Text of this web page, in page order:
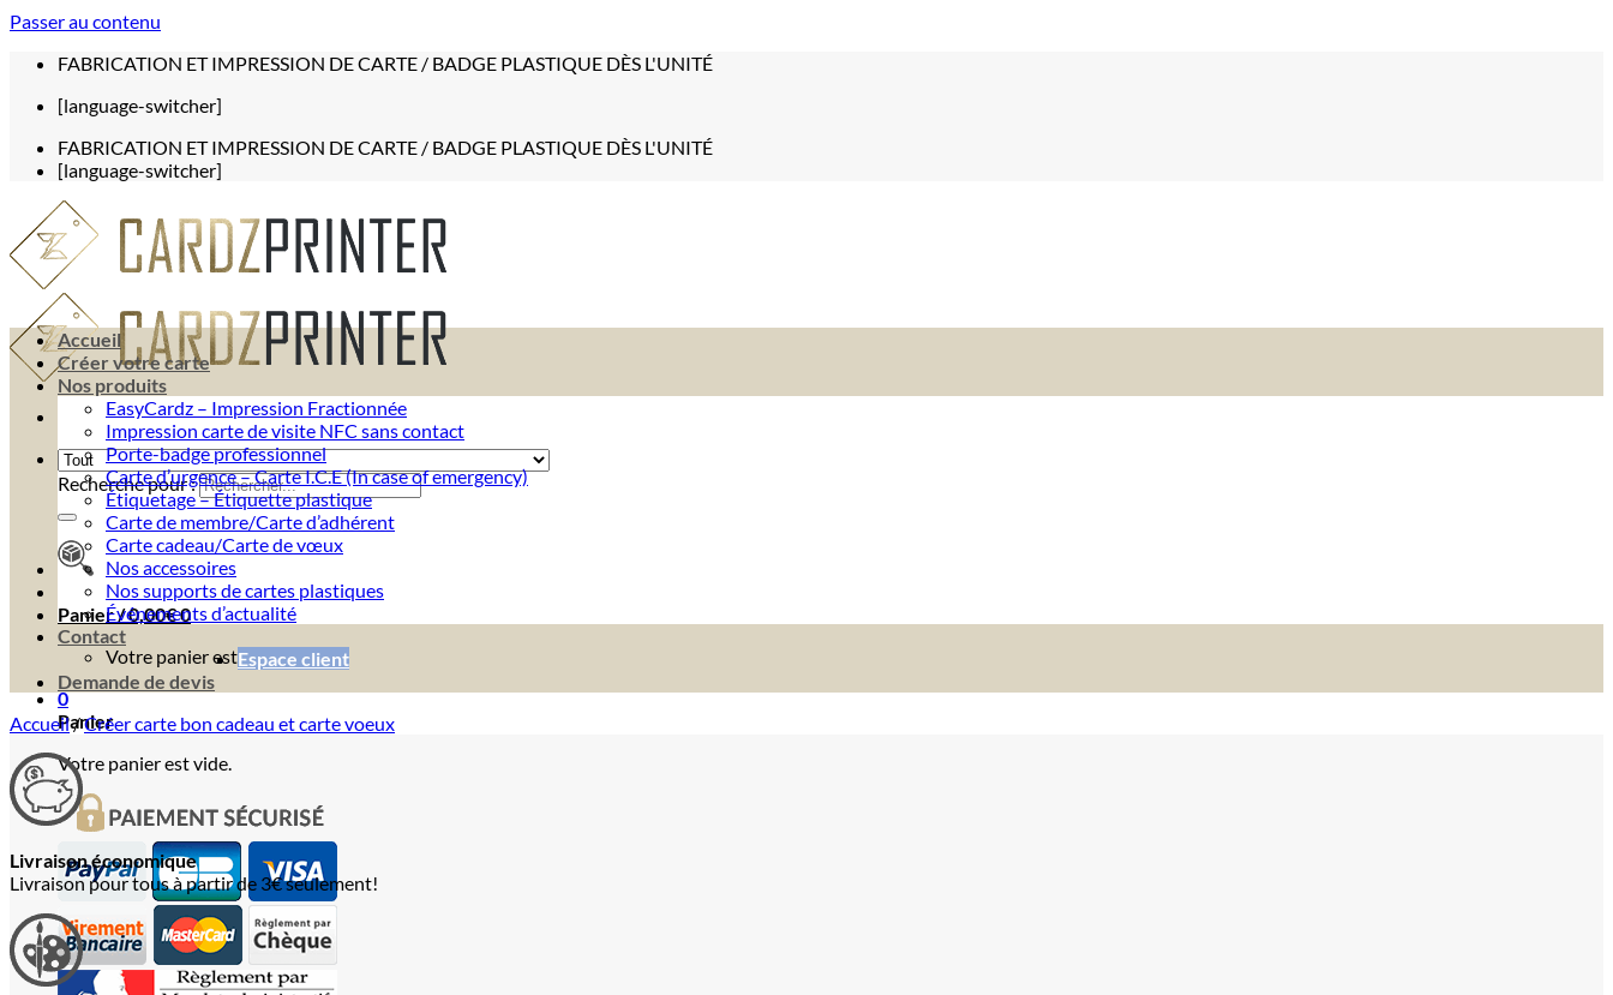
Passer au contenu
FABRICATION ET IMPRESSION DE CARTE / BADGE PLASTIQUE DÈS L'UNITÉ
[language-switcher]
FABRICATION ET IMPRESSION DE CARTE / BADGE PLASTIQUE DÈS L'UNITÉ
[language-switcher]
Recherche pour :
Panier /0,00€0
Votre panier est vide.
0
Panier
Votre panier est vide.
Accueil
Créer votre carte
Nos produits
EasyCardz – Impression Fractionnée
Impression carte de visite NFC sans contact
Porte-badge professionnel
Carte d’urgence – Carte I.C.E (In case of emergency)
Étiquetage – Étiquette plastique
Carte de membre/Carte d’adhérent
Carte cadeau/Carte de vœux
Nos accessoires
Nos supports de cartes plastiques
Événements d’actualité
Contact
Espace client
Demande de devis
Accueil/Créer carte bon cadeau et carte voeux
Livraison économique
Livraison pour tous à partir de 3€ seulement!